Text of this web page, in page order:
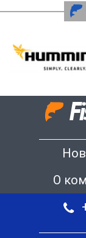
О